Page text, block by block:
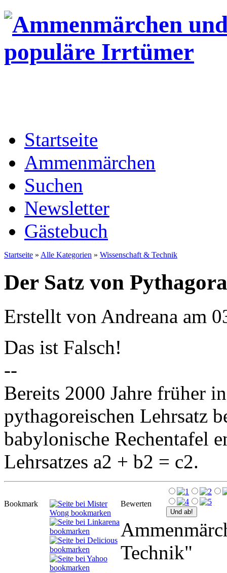
Startseite
Ammenmärchen
Suchen
Newsletter
Gästebuch
Startseite » Alle Kategorien » Wissenschaft & Technik
Der Satz von
Erstellt von Andreana am
Das ist Falsch!
--
Bereits 2000 Jahre früher
pythagoreischen Lehrsatz
babylonische Rechentafel
Lehrsatzes a2 + b2 = c2.
Bookmark Bewerten
Technik"